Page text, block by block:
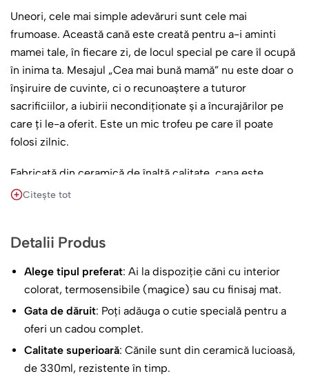
Uneori, cele mai simple adevăruri sunt cele mai
frumoase. Această cană este creată pentru a-i aminti
mamei tale, în fiecare zi, de locul special pe care îl ocupă
în inima ta. Mesajul „Cea mai bună mamă” nu este doar o
înșiruire de cuvinte, ci o recunoaștere a tuturor
sacrificiilor, a iubirii necondiționate și a încurajărilor pe
care ți le-a oferit. Este un mic trofeu pe care îl poate
folosi zilnic.
Fabricată din ceramică de înaltă calitate, cana este
robustă și are un finisaj lucios care scoate în evidență
Imprimarea este durabilă, rezistentă la spălări repetate și
dragoste va dăinui.
Dacă vrei să-i oferi un cadou care să-i meargă direct la
suflet, fără a fi nevoie de alte cuvinte, aceasta este
alegerea perfectă. Este ideală pentru ziua ei de naștere,
de 8 Martie, de Crăciun sau pur și simplu pentru a-i face
Citește tot
Detalii Produs
Alege tipul preferat: Ai la dispoziție căni cu interior
colorat, termosensibile (magice) sau cu finisaj mat.
Gata de dăruit: Poți adăuga o cutie specială pentru a
oferi un cadou complet.
Calitate superioară: Cănile sunt din ceramică lucioasă,
de 330ml, rezistente în timp.